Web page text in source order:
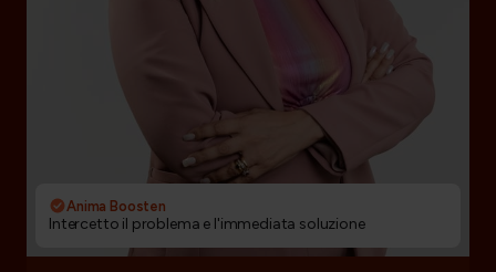
Anima Boosten
Intercetto il problema e l'immediata soluzione